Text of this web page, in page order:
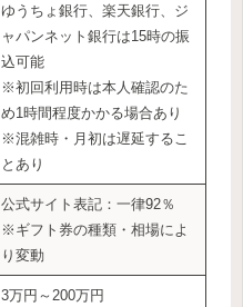
ゆうちょ銀行、楽天銀行、ジ
ャパンネット銀行は15時の振
込可能
※初回利用時は本人確認のた
め1時間程度かかる場合あり
※混雑時・月初は遅延するこ
とあり
公式サイト表記：一律92％
※ギフト券の種類・相場によ
り変動
3万円～200万円